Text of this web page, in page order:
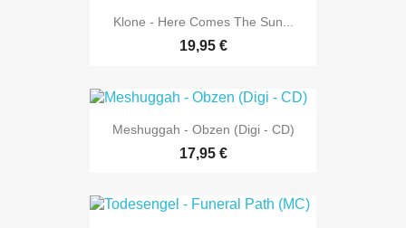
Klone - Here Comes The Sun...
19,95 €
Meshuggah - Obzen (Digi - CD)
17,95 €